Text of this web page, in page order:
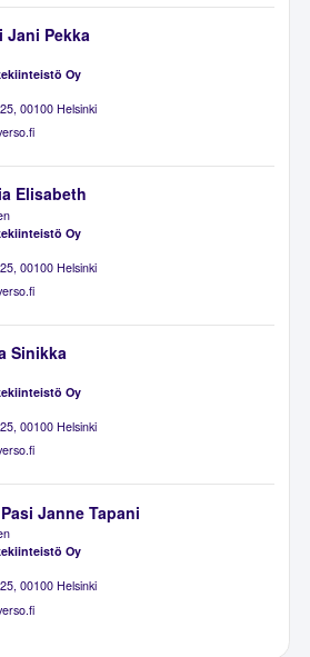
Jani Pekka
Oy
00100 Helsinki
Elisabeth
Oy
00100 Helsinki
Sinikka
Oy
00100 Helsinki
Janne Tapani
Oy
00100 Helsinki